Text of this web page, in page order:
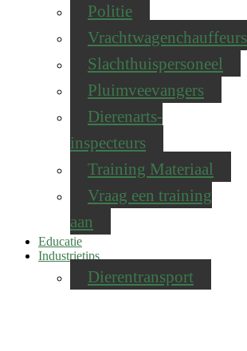
Politie
Vrachtwagenchauffeurs
Slachthuispersoneel
Pluimveevangers
Dierenarts-
inspecteurs
Training Materiaal
Vraag een training
aan
Educatie
Industrietips
Dierentransport